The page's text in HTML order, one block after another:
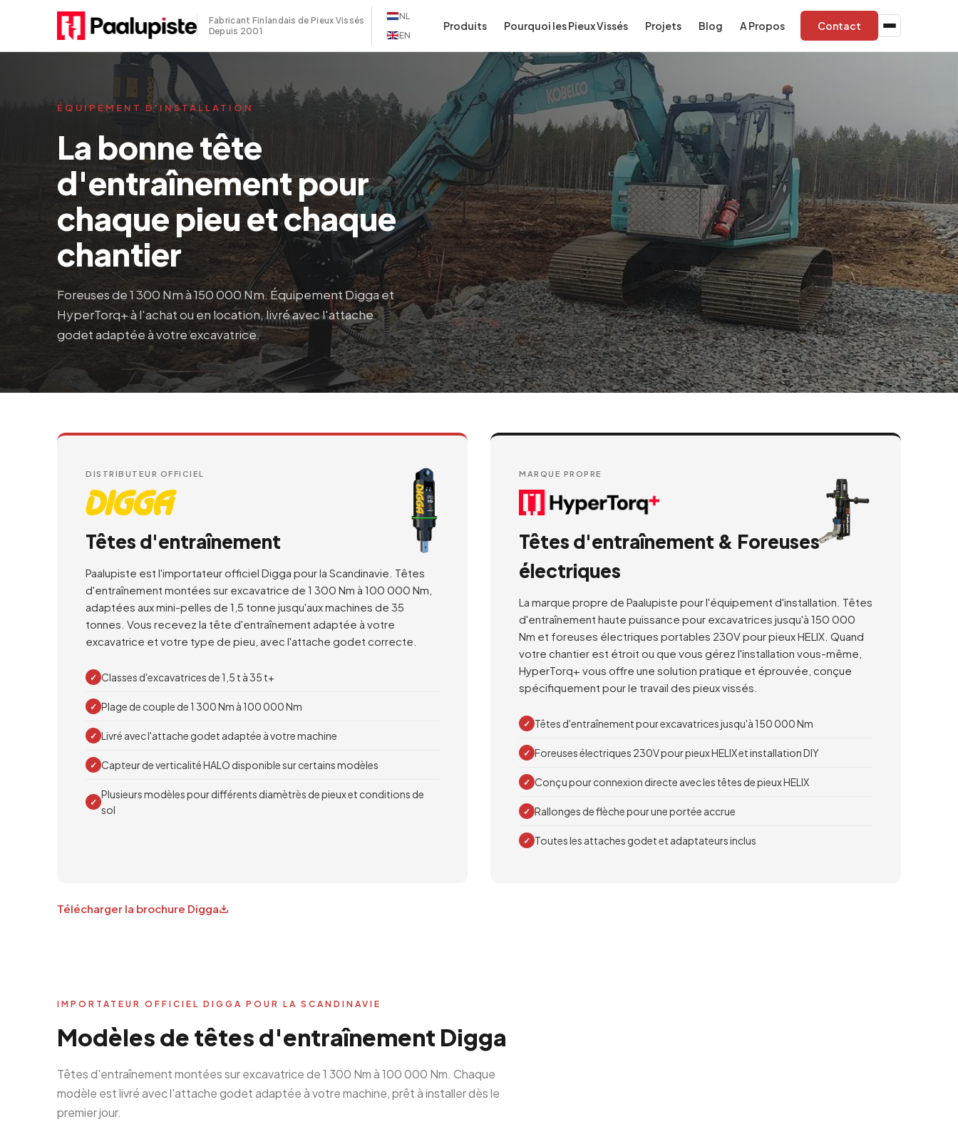
Fabricant Finlandais de Pieux Vissés
Depuis 2001
NL
EN
Produits Pourquoi les Pieux Vissés Projets Blog A Propos Contact
ÉQUIPEMENT D'INSTALLATION
La bonne tête
d'entraînement pour
chaque pieu et chaque
chantier
Foreuses de 1 300 Nm à 150 000 Nm. Équipement Digga et
HyperTorq+ à l'achat ou en location, livré avec l'attache
godet adaptée à votre excavatrice.
DISTRIBUTEUR OFFICIEL
Têtes d'entraînement
Paalupiste est l'importateur officiel Digga pour la Scandinavie. Têtes
d'entraînement montées sur excavatrice de 1 300 Nm à 100 000 Nm,
adaptées aux mini-pelles de 1,5 tonne jusqu'aux machines de 35
tonnes. Vous recevez la tête d'entraînement adaptée à votre
excavatrice et votre type de pieu, avec l'attache godet correcte.
✓ Classes d'excavatrices de 1,5 t à 35 t+
✓ Plage de couple de 1 300 Nm à 100 000 Nm
✓ Livré avec l'attache godet adaptée à votre machine
✓ Capteur de verticalité HALO disponible sur certains modèles
✓
Plusieurs modèles pour différents diamètrès de pieux et conditions de
sol
MARQUE PROPRE
Têtes d'entraînement & Foreuses
électriques
La marque propre de Paalupiste pour l'équipement d'installation. Têtes
d'entraînement haute puissance pour excavatrices jusqu'à 150 000
Nm et foreuses électriques portables 230V pour pieux HELIX. Quand
votre chantier est étroit ou que vous gérez l'installation vous-même,
HyperTorq+ vous offre une solution pratique et éprouvée, conçue
spécifiquement pour le travail des pieux vissés.
✓ Têtes d'entraînement pour excavatrices jusqu'à 150 000 Nm
✓ Foreuses électriques 230V pour pieux HELIX et installation DIY
✓ Conçu pour connexion directe avec les têtes de pieux HELIX
✓ Rallonges de flèche pour une portée accrue
✓ Toutes les attaches godet et adaptateurs inclus
Télécharger la brochure Digga
IMPORTATEUR OFFICIEL DIGGA POUR LA SCANDINAVIE
Modèles de têtes d'entraînement Digga
Têtes d'entraînement montées sur excavatrice de 1 300 Nm à 100 000 Nm. Chaque
modèle est livré avec l'attache godet adaptée à votre machine, prêt à installer dès le
premier jour.